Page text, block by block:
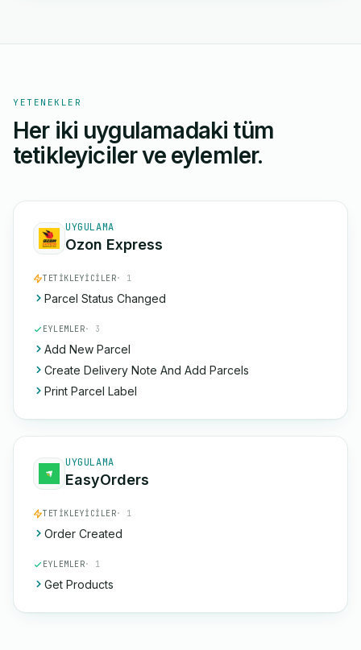
YETENEKLER
Her iki uygulamadaki tüm
tetikleyiciler ve eylemler.
UYGULAMA
Ozon Express
TETIKLEYICILER· 1
Parcel Status Changed
EYLEMLER· 3
Add New Parcel
Create Delivery Note And Add Parcels
Print Parcel Label
UYGULAMA
EasyOrders
TETIKLEYICILER· 1
Order Created
EYLEMLER· 1
Get Products